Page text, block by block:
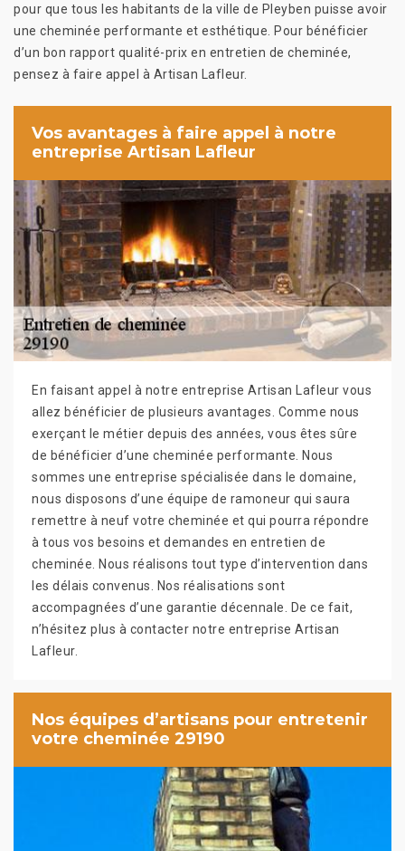
pour que tous les habitants de la ville de Pleyben puisse avoir
une cheminée performante et esthétique. Pour bénéficier
d’un bon rapport qualité-prix en entretien de cheminée,
pensez à faire appel à Artisan Lafleur.
Vos avantages à faire appel à notre
entreprise Artisan Lafleur
En faisant appel à notre entreprise Artisan Lafleur vous
allez bénéficier de plusieurs avantages. Comme nous
exerçant le métier depuis des années, vous êtes sûre
de bénéficier d’une cheminée performante. Nous
sommes une entreprise spécialisée dans le domaine,
nous disposons d’une équipe de ramoneur qui saura
remettre à neuf votre cheminée et qui pourra répondre
à tous vos besoins et demandes en entretien de
cheminée. Nous réalisons tout type d’intervention dans
les délais convenus. Nos réalisations sont
accompagnées d’une garantie décennale. De ce fait,
n’hésitez plus à contacter notre entreprise Artisan
Lafleur.
Nos équipes d’artisans pour entretenir
votre cheminée 29190